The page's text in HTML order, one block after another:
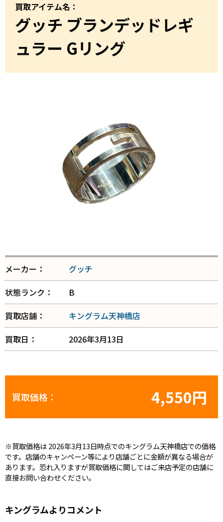
買取アイテム名：
グッチ ブランデッドレギ
ュラー Gリング
メーカー：
グッチ
状態ランク：
B
買取店舗：
キングラム天神橋店
買取日：
2026年3月13日
買取価格： 4,550円
※買取価格は 2026年3月13日時点でのキングラム天神橋店での価格
です。店舗のキャンペーン等により店舗ごとに金額が異なる場合が
あります。恐れ入りますが買取価格に関してはご来店予定の店舗に
直接お問い合わせください。
キングラムよりコメント